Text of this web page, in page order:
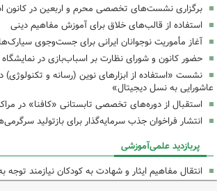
برگزاری نشست‌های تخصصی محرم و اربعین در کانون
استفاده از قالب‌های خلاق برای آموزش مفاهیم دینی
آغاز مأموریت نوجوانان ایرانی برای جست‌وجوی سیارک‌ها
حضور کانون و شورای نظارت بر اسباب‌بازی در
نشست «استفاده از ابزارهای نوین (رسانه و تکنولوژی)
عاشورایی به نسل دیجیتال»
استقبال از دوره‌های تخصصی تابستانی «کافنا» در
انتشار فراخوان جذب سرمایه‌گذار برای بازتولید
پربازدید علمی‌آموزشی
انتقال مفاهیم ایثار و شهادت به کودکان نیازمند